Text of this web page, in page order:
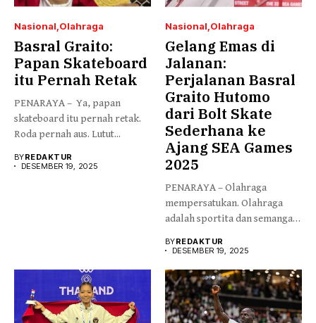
Nasional Olahraga
Basral Graito:
Papan Skateboard
itu Pernah Retak
PENARAYA – Ya, papan
skateboard itu pernah retak.
Roda pernah aus. Lutut...
BYREDAKTUR
DESEMBER 19, 2025
Nasional Olahraga
Gelang Emas di
Jalanan:
Perjalanan Basral
Graito Hutomo
dari Bolt Skate
Sederhana ke
Ajang SEA Games
2025
PENARAYA – Olahraga
mempersatukan. Olahraga
adalah sportita dan semangat.
BYREDAKTUR
DESEMBER 19, 2025